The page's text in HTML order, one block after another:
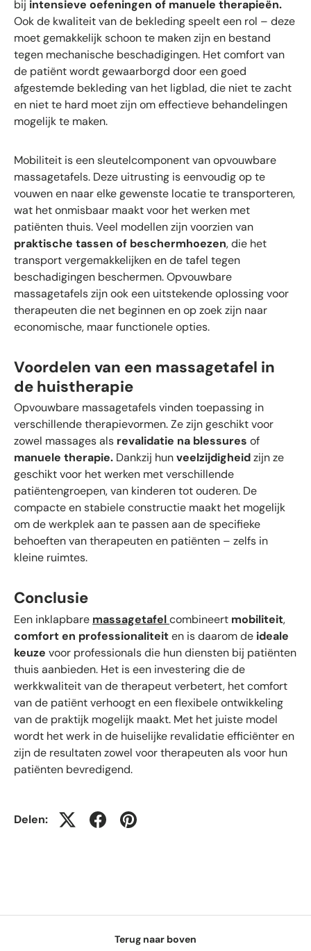
bij intensieve oefeningen of manuele therapieën.
Ook de kwaliteit van de bekleding speelt een rol – deze
moet gemakkelijk schoon te maken zijn en bestand
tegen mechanische beschadigingen. Het comfort van
de patiënt wordt gewaarborgd door een goed
afgestemde bekleding van het ligblad, die niet te zacht
en niet te hard moet zijn om effectieve behandelingen
mogelijk te maken.
Mobiliteit is een sleutelcomponent van opvouwbare
massagetafels. Deze uitrusting is eenvoudig op te
vouwen en naar elke gewenste locatie te transporteren,
wat het onmisbaar maakt voor het werken met
patiënten thuis. Veel modellen zijn voorzien van
praktische tassen of beschermhoezen, die het
transport vergemakkelijken en de tafel tegen
beschadigingen beschermen. Opvouwbare
massagetafels zijn ook een uitstekende oplossing voor
therapeuten die net beginnen en op zoek zijn naar
economische, maar functionele opties.
Voordelen van een massagetafel in
de huistherapie
Opvouwbare massagetafels vinden toepassing in
verschillende therapievormen. Ze zijn geschikt voor
zowel massages als revalidatie na blessures of
manuele therapie. Dankzij hunveelzijdigheidzijn ze
geschikt voor het werken met verschillende
patiëntengroepen, van kinderen tot ouderen. De
compacte en stabiele constructie maakt het mogelijk
om de werkplek aan te passen aan de specifieke
behoeften van therapeuten en patiënten – zelfs in
kleine ruimtes.
Conclusie
Een inklapbare massagetafelcombineert mobiliteit,
comforten professionaliteiten is daarom de ideale
keuze voor professionals die hun diensten bij patiënten
thuis aanbieden. Het is een investering die de
werkkwaliteit van de therapeut verbetert, het comfort
van de patiënt verhoogt en een flexibele ontwikkeling
van de praktijk mogelijk maakt. Met het juiste model
wordt het werk in de huiselijke revalidatie efficiënter en
zijn de resultaten zowel voor therapeuten als voor hun
patiënten bevredigend.
Delen:
Terug naar boven